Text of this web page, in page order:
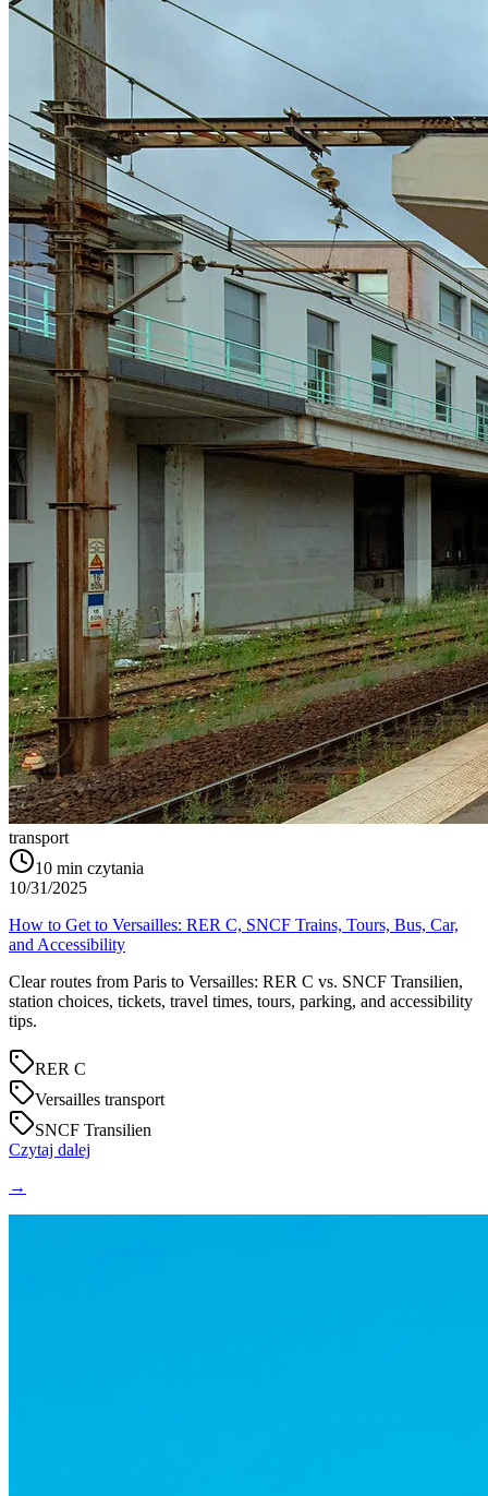
transport
10 min czytania
10/31/2025
How to Get to Versailles: RER C, SNCF Trains, Tours, Bus, Car,
and Accessibility
Clear routes from Paris to Versailles: RER C vs. SNCF Transilien,
station choices, tickets, travel times, tours, parking, and accessibility
tips.
RER C
Versailles transport
SNCF Transilien
Czytaj dalej
→